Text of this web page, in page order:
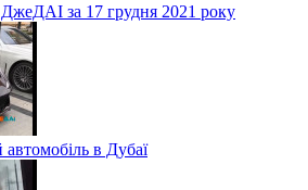
за 17 грудня 2021 року
в Дубаї